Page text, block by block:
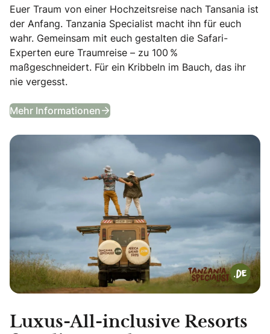
Euer Traum von einer Hochzeitsreise nach Tansania ist
der Anfang. Tanzania Specialist macht ihn für euch
wahr. Gemeinsam mit euch gestalten die Safari-
Experten eure Traumreise – zu 100 %
maßgeschneidert. Für ein Kribbeln im Bauch, das ihr
nie vergesst.
Mehr Informationen Flitterwochen in Tansania &
Luxus-All-inclusive Resorts